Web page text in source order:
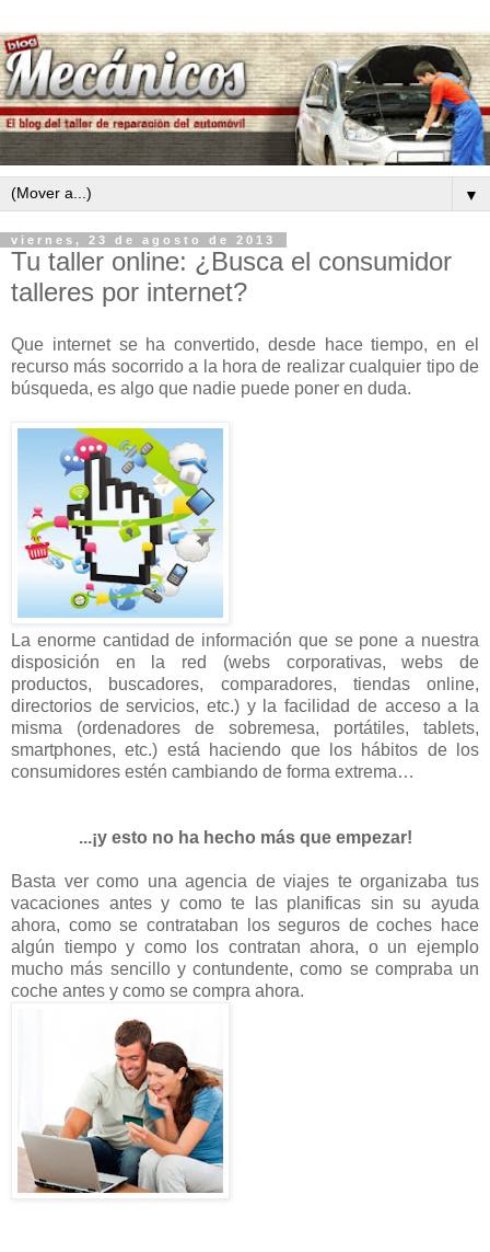
▼
viernes, 23 de agosto de 2013
Tu taller online: ¿Busca el consumidor
talleres por internet?
Que internet se ha convertido, desde hace tiempo, en el
recurso más socorrido a la hora de realizar cualquier tipo de
búsqueda, es algo que nadie puede poner en duda.
La enorme cantidad de información que se pone a nuestra
disposición en la red (webs corporativas, webs de
productos, buscadores, comparadores, tiendas online,
directorios de servicios, etc.) y la facilidad de acceso a la
misma (ordenadores de sobremesa, portátiles, tablets,
smartphones, etc.) está haciendo que los hábitos de los
consumidores estén cambiando de forma extrema…
...¡y esto no ha hecho más que empezar!
Basta ver como una agencia de viajes te organizaba tus
vacaciones antes y como te las planificas sin su ayuda
ahora, como se contrataban los seguros de coches hace
algún tiempo y como los contratan ahora, o un ejemplo
mucho más sencillo y contundente, como se compraba un
coche antes y como se compra ahora.